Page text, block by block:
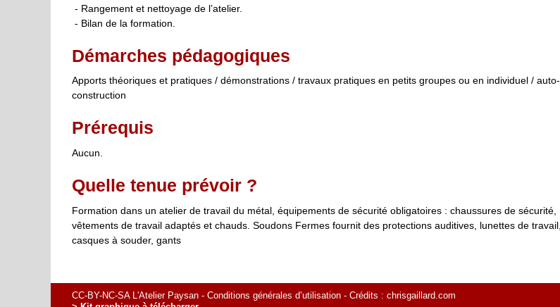
- Rangement et nettoyage de l’atelier.
- Bilan de la formation.
Démarches pédagogiques
Apports théoriques et pratiques / démonstrations / travaux pratiques en petits groupes ou en individuel / auto-
construction
Prérequis
Aucun.
Quelle tenue prévoir ?
Formation dans un atelier de travail du métal, équipements de sécurité obligatoires : chaussures de sécurité,
vêtements de travail adaptés et chauds. Soudons Fermes fournit des protections auditives, lunettes de travail,
casques à souder, gants
CC-BY-NC-SA L'Atelier Paysan - Conditions générales d’utilisation - Crédits : chrisgaillard.com